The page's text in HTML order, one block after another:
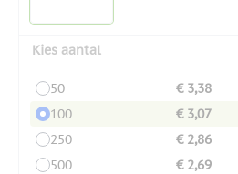
Kies aantal
50
€ 3,38
100
€ 3,07
250
€ 2,86
500
€ 2,69